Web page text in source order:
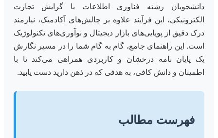
دانشجویان رشته فناوری اطلاعات با گرایش تجارت
الکترونیکی، این فرآیند علاوه بر چالش‌های آکادمیک، نیازمند
درک دقیق از پویایی‌های بازار دیجیتال و نوآوری‌های تکنولوژیک
است. این راهنمای جامع، گام به گام شما را در مسیر نگارش
یک پایان نامه درخشان و کاربردی همراهی می‌کند تا با
اطمینان و دانش کافی، به هدفی که در ذهن دارید دست یابید.
فهرست مطالب